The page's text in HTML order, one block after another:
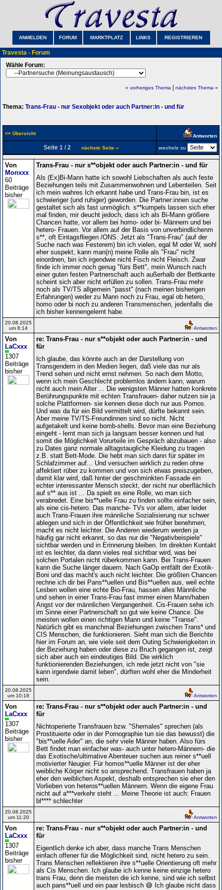
ANMELDEN FORUM MARKTPLATZ LINKS REGISTRIEREN
Travesta - Forum
Wähle Forum:
« vorheriges Thema nächstes Thema »
Thema: Trans-Frau - nur Sexobjekt oder auch Partner:in - und für
<< Übersicht Antworten
Seite 1 / 2 nächste Seite » wechsle zu
Von
Monxxx
60
Beiträge
bisher
Trans-Frau - nur s**objekt oder auch Partner:in - und für
Als (Ex)Bi-Mann hatte ich sowohl Liebschaften als auch feste
Beziehungen teils mit Zusammenwohnen und Lebenteilen. Seit
ich mein wahres Ich erkannt habe und Trans-Frau bin, ist es
schwieriger (und ruhiger) geworden. Die Partner:innen suche
gestaltet sich als fast unmöglich. s**kumpels lassen sich eher
mal finden, mir deucht jedoch, dass ich als Bi-Mann größere
Chancen hatte, vor allem bei homo- oder bi- Männern und bei
hetero- Frauen. Vor allem auf der Basis von unverbindlichenm
s**, oft Eintagsfliegen /ONS. Jetzt als "Trans-Frau" (auf der
Suche nach was Festerem) bin ich vielen, egal M oder W, wohl
eher suspekt, kann man(n) meine Rolle als "Frau" nicht
einordnen, bin ich irgendwie nicht Fisch nicht Fleisch. Zwar
finde ich immer noch genug "fürs Bett", mein Wunsch nach
einer guten festen Partnerschaft auch außerhalb der Bettkante
scheint sich aber nicht erfüllen zu sollen. Trans-Frau mehr
noch als TV/TS allgemein "passt" (nach meinen bisherigen
Erfahrungen) weder zu Mann noch zu Frau, egal ob hetero,
homo oder bi noch zu anderen Transmenschen, jedenfalls die
ich bisher kennengelernt habe.
20.08.2025
um 6:14
Antworten
Von
LaCxxx
1307
Beiträge
bisher
re: Trans-Frau - nur s**objekt oder auch Partner:in - und
für
Ich glaube, das könnte auch an der Darstellung von
Transgendern in den Medien liegen, daß viele das nur als
Trend sehen und nicht ernst nehmen. So nach dem Motto,
wenn ich mein Geschlecht problemlos ändern kann, warum
nicht auch mein Alter ... Die wenigsten Männer hatten konkrete
Berührungspunkte mit echten Transfrauen- daher nutzen sie ja
solche Plattformen- sie kennen diese doch nur aus Pornos.
Und was da für ein Bild vermittelt wird, dürfte bekannt sein.
Aber meine TV/TS-Freundinnen sind so nicht. Nicht
aufgetakelt und keine bomb-shells. Bevor man eine Beziehung
eingeht - lernt man sich ja langsam besser kennen und hat
somit die Möglichkeit Vorurteile im Gespräch abzubauen - also
zu Dates ganz normale alltagstaugliche Kleidung zu tragen
z.B. statt Bett-Mode. Die hebt man sich dann für später im
Schlafzimmer auf... Und versuchen wirklich zu reden ohne
affektiert rüber zu kommen und von sich etwas preiszugeben,
damit klar wird, daß hinter der geschminkten Fassade ein
echter interessanter Mensch steckt, der nicht nur oberflächlich
auf s** aus ist ... Da spielt es eine Rolle, wo man sich
verabredet. Eine bis**uelle Frau zu finden sollte einfacher sein,
als eine cis-hetero. Das manche- TVs vor allem, aber leider
auch Trans-Frauen ihre männliche Sozialisierung nur schwer
ablegen und sich in der Öffentlichkeit wie früher benehmen,
macht es nicht leichter. Die Anderen wiederum werden ja
häufig gar nicht erkannt, so das nur die "Negativbeispiele"
sichtbar werden und in Erinnerung bleiben. Im direkten Kontakt
ist es leichter, da dann vieles real sichtbar wird, was bei
solchen Portalen nicht rüberkommen kann. Bei Trans-Frauen
kann die Suche länger dauern. Nach GaOp entfällt der Exotik-
Boni und das macht's auch nicht leichter. Die größten Chancen
rechne ich dir bei Pans**uellen und Bis**uellen aus, weil echte
Lesben wollen eine echte Bio-Frau, hassen alles Männliche
und sehen in einer Trans-Frau fast immer einen Mann/haben
Angst vor der männlichen Vergangenheit. Cis-Frauen sehe ich
im Sinne einer Partnerschaft so gut wie keine Chance. Die
meisten wollen einen richtigen Mann und keine "Transe".
Natürlich gibt es manchmal Beziehungen zwischen Trans* und
CIS Menschen, die funktionieren. Sieht man sich die Berichte
hier im Forum an, wie viele seit dem Outing Schwierigkeiten in
der Beziehung haben oder diese zu Bruch gegangen ist, zeigt
sich aber auch ein eindeutiges Bild. Die wirklich
funktionierenden Beziehungen, ich rede jetzt nicht von "sie
kann irgendwie damit leben", dürften wohl eher die Minderheit
sein.
20.08.2025
um 10:18
Antworten
Von
LaCxxx
1307
Beiträge
bisher
re: Trans-Frau - nur s**objekt oder auch Partner:in - und
für
Nichtoperierte Transfrauen bzw. "Shemales" sprechen (als
Prostituierte oder in der Pornographie tun sie das bewusst) die
"bis**uelle Ader" an, die sehr viele Männer haben. Also fürs
Bett findet man einfacher was- auch unter hetero-Männern- die
das Exotische/ultimative Abenteuer suchen aus reiner s**uell
motivierter Neugier. Für homos**uelle Männer ist der eher
weibliche Körper nicht so ansprechend. Transfrauen haben ja
eher den weiblichen Aspekt, deshalb entsprechen sie eher den
Vorlieben von heteros**uellen Männern. Wenn die eigene Frau
nicht auf a***verkehr steht ... Meine Theorie ist auch: Frauen
bl**** schlechter
20.08.2025
um 11:20
Antworten
Von
LaCxxx
1307
Beiträge
bisher
re: Trans-Frau - nur s**objekt oder auch Partner:in - und
für
Eigentlich denke ich aber, dass manche Trans Menschen
einfach offener für die Möglichkeit sind, nicht hetero zu sein.
Trans Menschen reflektieren ihre s**uelle Orientierung oft mehr
als Cis Menschen. Ich glaube ich kenne keine einzige hetero
trans Frau, denn die meisten die ich kenne, sind wie ich selbst
auch pans**uell und ein paar lesbisch 😅 Ich glaube nicht dass